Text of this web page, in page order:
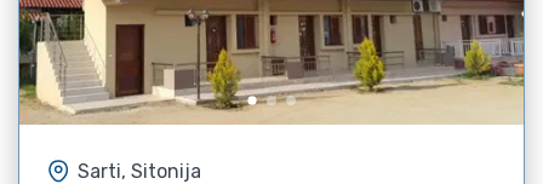
Sarti, Sitonija